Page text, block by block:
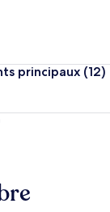
principaux (12)